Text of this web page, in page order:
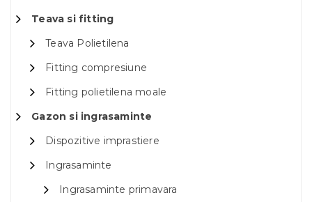
Teava si fitting
Teava Polietilena
Fitting compresiune
Fitting polietilena moale
Gazon si ingrasaminte
Dispozitive imprastiere
Ingrasaminte
Ingrasaminte primavara